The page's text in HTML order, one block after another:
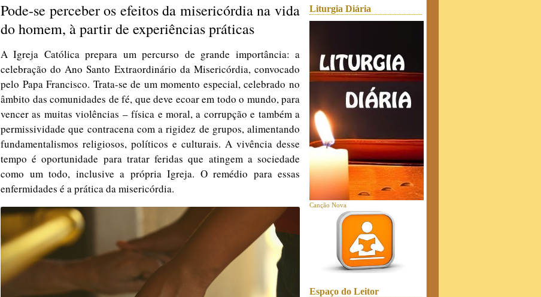
Pode-se perceber os efeitos da misericórdia na vida
do homem, à partir de experiências práticas
A Igreja Católica prepara um percurso de grande importância: a
celebração do Ano Santo Extraordinário da Misericórdia, convocado
pelo Papa Francisco. Trata-se de um momento especial, celebrado no
âmbito das comunidades de fé, que deve ecoar em todo o mundo, para
vencer as muitas violências – física e moral, a corrupção e também a
permissividade que contracena com a rigidez de grupos, alimentando
fundamentalismos religiosos, políticos e culturais. A vivência desse
tempo é oportunidade para tratar feridas que atingem a sociedade
como um todo, inclusive a própria Igreja. O remédio para essas
enfermidades é a prática da misericórdia.
Liturgia Diária
Canção Nova
Espaço do Leitor